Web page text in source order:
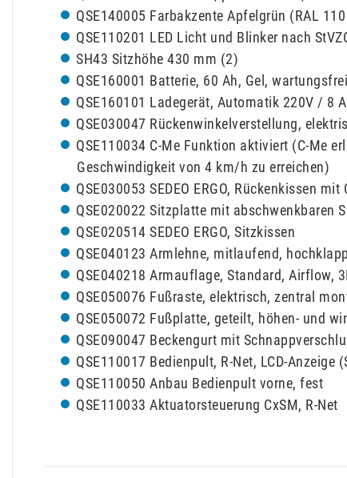
QSE140005 Farbakzente Apfelgrün (RAL
QSE110201 LED Licht und Blinker nach
SH43 Sitzhöhe 430 mm (2)
QSE160001 Batterie, 60 Ah, Gel, wartungsfrei
QSE160101 Ladegerät, Automatik 220V / 8 A
QSE030047 Rückenwinkelverstellung,
QSE110034 C-Me Funktion aktiviert (C-Me
Geschwindigkeit von 4 km/h zu erreichen)
QSE030053 SEDEO ERGO, Rückenkissen
QSE020022 Sitzplatte mit abschwenkbaren
QSE020514 SEDEO ERGO, Sitzkissen
QSE040123 Armlehne, mitlaufend,
QSE040218 Armauflage, Standard, Airflow,
QSE050076 Fußraste, elektrisch, zentral
QSE050072 Fußplatte, geteilt, höhen- und
QSE090047 Beckengurt mit
QSE110017 Bedienpult, R-Net, LCD-
QSE110050 Anbau Bedienpult vorne, fest
QSE110033 Aktuatorsteuerung CxSM, R-Net